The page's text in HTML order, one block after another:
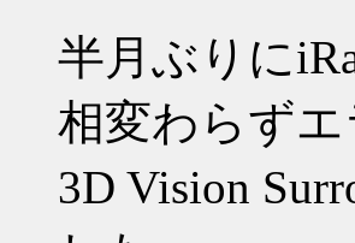
半月ぶりに
相変わらず
3D Vision